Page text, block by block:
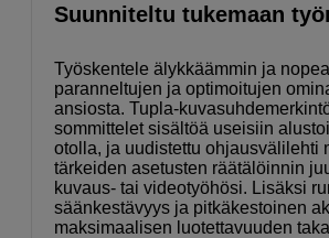
Suunniteltu tukemaan
Työskentele älykkäämmin ja
paranneltujen ja optimoitujen
ansiosta. Tupla-
sommittelet sisältöä useisiin
otolla, ja uudistettu ohjausvälilehti
tärkeiden asetusten räätälöinnin
kuvaus- tai videotyöhösi. Lisäksi
säänkestävyys ja pitkäkestoinen
maksimaalisen luotettavuuden